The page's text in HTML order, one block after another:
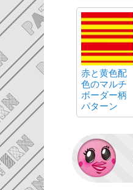
赤と黄色配
色のマルチ
ボーダー柄
パターン